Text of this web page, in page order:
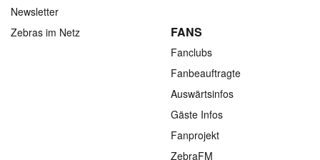
Newsletter
Zebras im Netz
FANS
Fanclubs
Fanbeauftragte
Auswärtsinfos
Gäste Infos
Fanprojekt
ZebraFM